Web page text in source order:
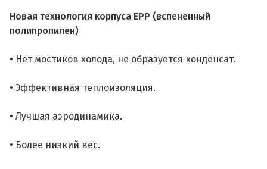
Новая технология корпуса EPP (вспененный
полипропилен)
• Нет мостиков холода, не образуется конденсат.
• Эффективная теплоизоляция.
• Лучшая аэродинамика.
• Более низкий вес.